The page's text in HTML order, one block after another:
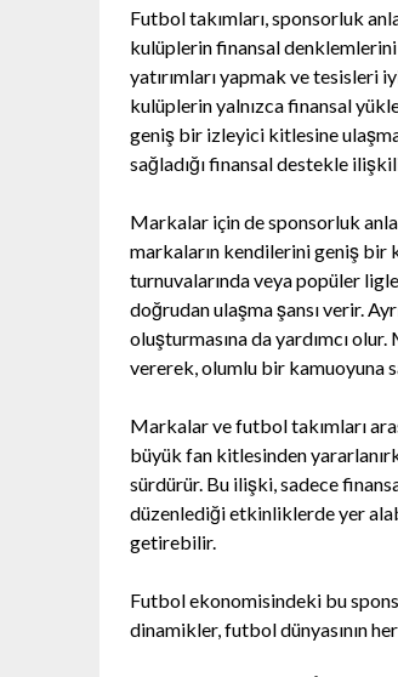
Futbol takımları, sponsorluk
kulüplerin finansal
yatırımları yapmak ve tesisleri
kulüplerin yalnızca finansal
geniş bir izleyici kitlesine
sağladığı finansal destekle
Markalar için de sponsorluk
markaların kendilerini geniş
turnuvalarında veya popüler
doğrudan ulaşma şansı verir.
oluşturmasına da yardımcı
vererek, olumlu bir kamuoyuna
Markalar ve futbol takımları
büyük fan kitlesinden
sürdürür. Bu ilişki, sadece
düzenlediği etkinliklerde yer
getirebilir.
Futbol ekonomisindeki bu
dinamikler, futbol dünyasının